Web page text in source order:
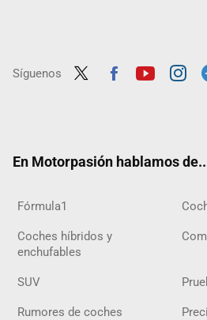
Síguenos
En Motorpasión hablamos
Fórmula1
Coches híbridos y
enchufables
SUV
Rumores de coches